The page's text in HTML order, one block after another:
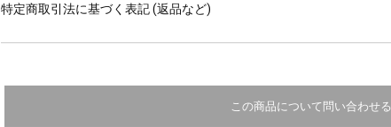
特定商取引法に基づく表記 (返品など)
この商品について問い合わせる